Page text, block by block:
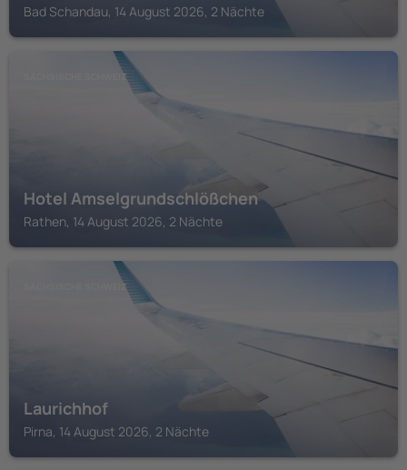
Bad Schandau, 14 August 2026, 2 Nächte
SÄCHSISCHE SCHWEIZ
Hotel Amselgrundschlößchen
Rathen, 14 August 2026, 2 Nächte
SÄCHSISCHE SCHWEIZ
Laurichhof
Pirna, 14 August 2026, 2 Nächte